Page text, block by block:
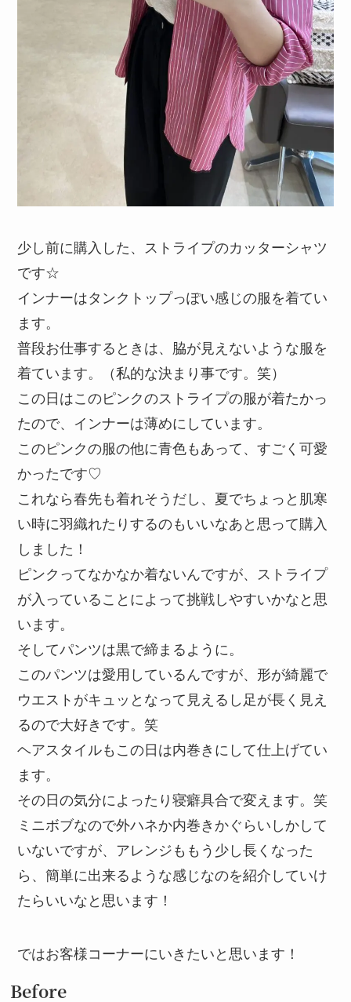
少し前に購入した、ストライプのカッターシャツ
です☆
インナーはタンクトップっぽい感じの服を着てい
ます。
普段お仕事するときは、脇が見えないような服を
着ています。（私的な決まり事です。笑）
この日はこのピンクのストライプの服が着たかっ
たので、インナーは薄めにしています。
このピンクの服の他に青色もあって、すごく可愛
かったです♡
これなら春先も着れそうだし、夏でちょっと肌寒
い時に羽織れたりするのもいいなあと思って購入
しました！
ピンクってなかなか着ないんですが、ストライプ
が入っていることによって挑戦しやすいかなと思
います。
そしてパンツは黒で締まるように。
このパンツは愛用しているんですが、形が綺麗で
ウエストがキュッとなって見えるし足が長く見え
るので大好きです。笑
ヘアスタイルもこの日は内巻きにして仕上げてい
ます。
その日の気分によったり寝癖具合で変えます。笑
ミニボブなので外ハネか内巻きかぐらいしかして
いないですが、アレンジももう少し長くなった
ら、簡単に出来るような感じなのを紹介していけ
たらいいなと思います！
ではお客様コーナーにいきたいと思います！
Before